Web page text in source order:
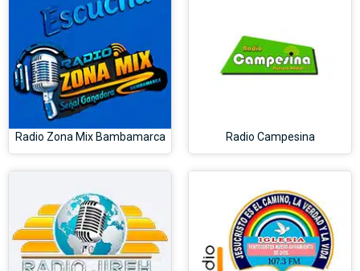
Radio Zona Mix Bambamarca Radio Campesina